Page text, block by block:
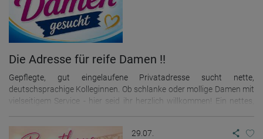
Die Adresse für reife Damen !!
Gepflegte, gut eingelaufene Privatadresse sucht nette,
deutschsprachige Kolleginnen. Ob schlanke oder mollige Damen mit
vielseitigem Service - hier seid ihr herzlich willkommen! Ein nettes,
29.07.